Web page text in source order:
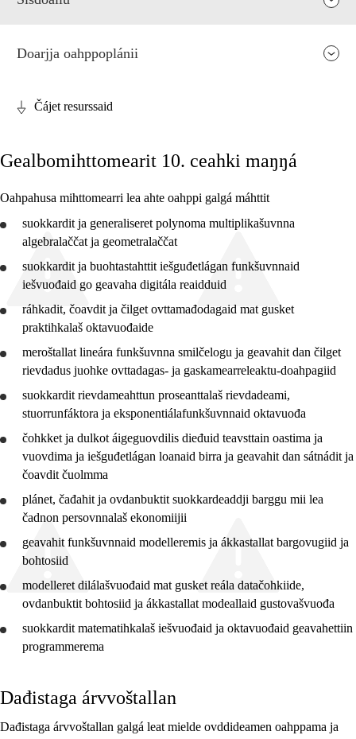
Guovddášelemeanttat
Fágaidrasttideaddji fáttát
Vuođđogálggat
2. ceahkki
4. ceahkki
5. ceahkki
6. ceahkki
7. ceahkki
8. ceahkki
9. ceahkki
10. ceahkki
Doarjja oahppoplánii
Čájet resurssaid
Gealbomihttomearit 10. ceahki maŋŋá
Oahpahusa mihttomearri lea ahte oahppi galgá máhttit
suokkardit ja generaliseret polynoma multiplikašuvnna
algebralaččat ja geometralaččat
suokkardit ja buohtastahttit iešguđetlágan funkšuvnnaid
iešvuođaid go geavaha digitála reaidduid
ráhkadit, čoavdit ja čilget ovttamađodagaid mat gusket
praktihkalaš oktavuođaide
meroštallat lineára funkšuvnna smilčelogu ja geavahit dan čilget
rievdadus juohke ovttadagas- ja gaskamearreleaktu-doahpagiid
suokkardit rievdameahttun proseanttalaš rievdadeami,
stuorrunfáktora ja eksponentiálafunkšuvnnaid oktavuođa
čohkket ja dulkot áigeguovdilis dieđuid teavsttain oastima ja
vuovdima ja iešguđetlágan loanaid birra ja geavahit dan sátnádit ja
čoavdit čuolmma
plánet, čađahit ja ovdanbuktit suokkardeaddji barggu mii lea
čadnon persovnnalaš ekonomiijii
geavahit funkšuvnnaid modelleremis ja ákkastallat bargovugiid ja
bohtosiid
modelleret dilálašvuođaid mat gusket reála datačohkiide,
ovdanbuktit bohtosiid ja ákkastallat modeallaid gustovašvuođa
suokkardit matematihkalaš iešvuođaid ja oktavuođaid geavahettiin
programmerema
Dađistaga árvvoštallan
Dađistaga árvvoštallan galgá leat mielde ovddideamen oahppama ja